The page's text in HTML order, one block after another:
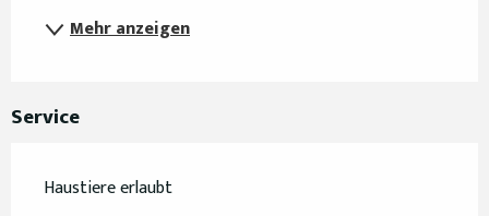
Mehr anzeigen
Service
Haustiere erlaubt